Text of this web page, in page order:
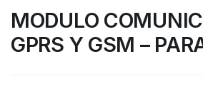
MODULO
GPRS Y GSM –